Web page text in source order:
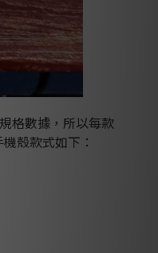
格數據，所以每款
殼款式如下：